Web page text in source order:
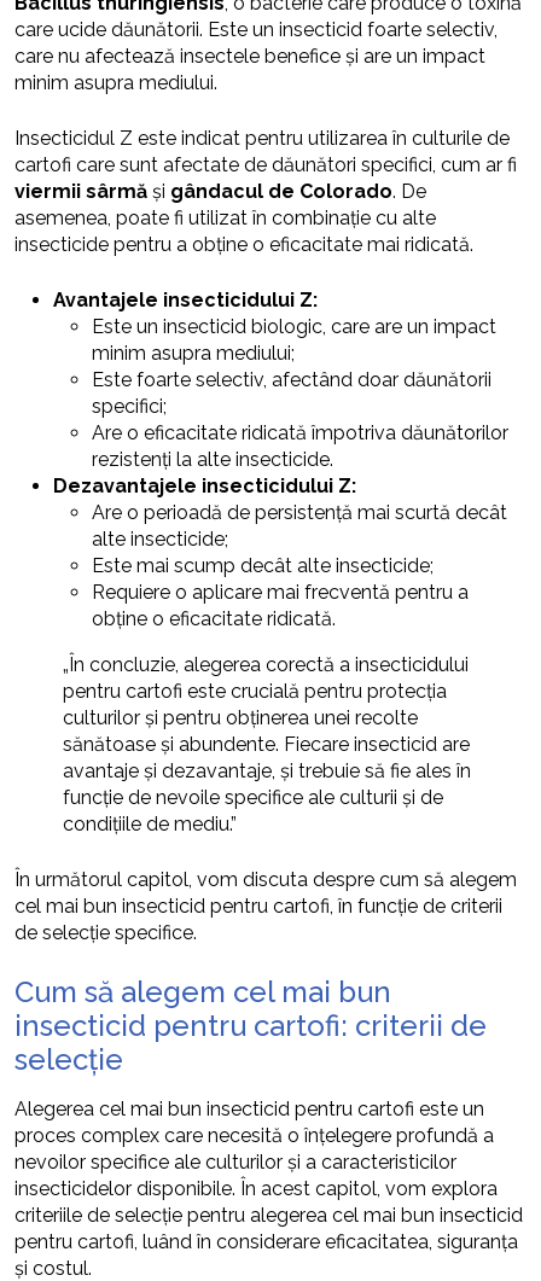
care ucide dăunătorii. Este un insecticid foarte selectiv,
care nu afectează insectele benefice și are un impact
minim asupra mediului.
Insecticidul Z este indicat pentru utilizarea în culturile de
cartofi care sunt afectate de dăunători specifici, cum ar fi
viermii sârmă și gândacul de Colorado. De
asemenea, poate fi utilizat în combinație cu alte
insecticide pentru a obține o eficacitate mai ridicată.
Avantajele insecticidului Z:
Este un insecticid biologic, care are un impact
minim asupra mediului;
Este foarte selectiv, afectând doar dăunătorii
specifici;
Are o eficacitate ridicată împotriva dăunătorilor
rezistenți la alte insecticide.
Dezavantajele insecticidului Z:
Are o perioadă de persistență mai scurtă decât
alte insecticide;
Este mai scump decât alte insecticide;
Requiere o aplicare mai frecventă pentru a
obține o eficacitate ridicată.
„În concluzie, alegerea corectă a insecticidului
pentru cartofi este crucială pentru protecția
culturilor și pentru obținerea unei recolte
sănătoase și abundente. Fiecare insecticid are
avantaje și dezavantaje, și trebuie să fie ales în
funcție de nevoile specifice ale culturii și de
condițiile de mediu.”
În următorul capitol, vom discuta despre cum să alegem
cel mai bun insecticid pentru cartofi, în funcție de criterii
de selecție specifice.
Cum să alegem cel mai bun
insecticid pentru cartofi: criterii de
selecție
Alegerea cel mai bun insecticid pentru cartofi este un
proces complex care necesită o înțelegere profundă a
nevoilor specifice ale culturilor și a caracteristicilor
insecticidelor disponibile. În acest capitol, vom explora
criteriile de selecție pentru alegerea cel mai bun insecticid
pentru cartofi, luând în considerare eficacitatea, siguranța
și costul.